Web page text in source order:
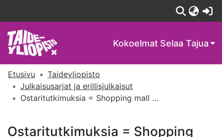
Kokoelmat Selaa Tajua
Etusivu
Taideyliopisto
Julkaisusarjat ja erillisjulkaisut
Ostaritutkimuksia = Shopping mall investigations
Ostaritutkimuksia = Shopping